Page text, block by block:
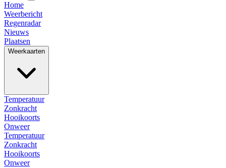
Home
Weerbericht
Regenradar
Nieuws
Plaatsen
Weerkaarten
Temperatuur
Zonkracht
Hooikoorts
Onweer
Temperatuur
Zonkracht
Hooikoorts
Onweer